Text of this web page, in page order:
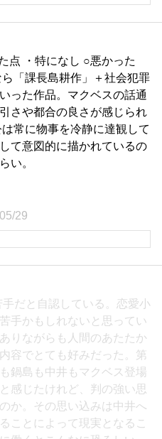
・特になし ○悪かった
「課長島耕作」＋社会犯罪
った作品。マクベスの話通
さや都合の良さが感じられ
常に物事を冷静に達観して
て意図的に描かれているの
い。
29
だと自認している。恋愛小
手かもしれないと思ってい
りながらも人間のあたたか
容でとても好みだった。第
鍋島も中井もマクベス登場
感じたけれど、判の強い思
か。その思い込みは中井へ
ことによって現実となるこ